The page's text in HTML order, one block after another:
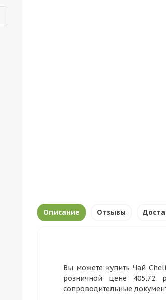
Описание Отзывы
Вы можете купить Чай
розничной цене 405,72
сопроводительные